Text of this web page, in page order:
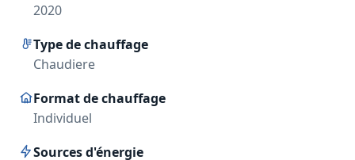
2020
Type de chauffage
Chaudiere
Format de chauffage
Individuel
Sources d'énergie